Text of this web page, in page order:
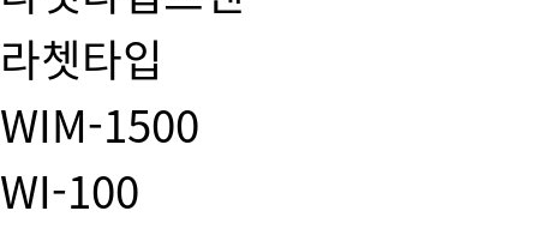
라쳇타입
WIM-1500
WI-100